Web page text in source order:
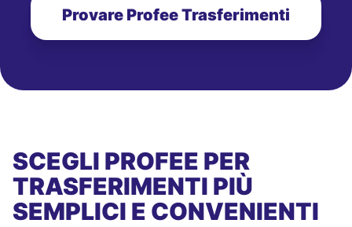
Provare Profee Trasferimenti
SCEGLI PROFEE PER
TRASFERIMENTI PIÙ
SEMPLICI E CONVENIENTI